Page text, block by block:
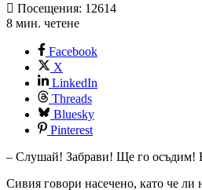
Посещения: 12614
8 мин. четене
Facebook
X
LinkedIn
Threads
Bluesky
Pinterest
– Слушай! Забрави! Ще го осъдим!
Сивия говори насечено, като че ли